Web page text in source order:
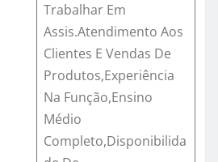
Trabalhar Em
Assis.Atendimento Aos
Clientes E Vendas De
Produtos,Experiência
Na Função,Ensino
Médio
Completo,Disponibilida